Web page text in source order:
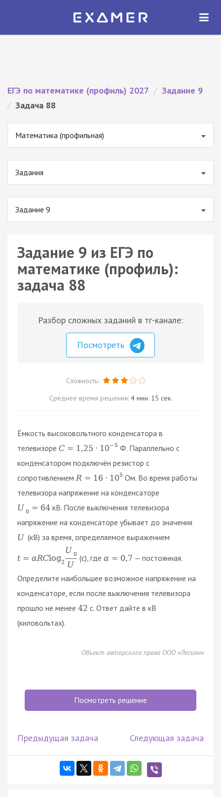
Экзамер — ЕГЭ 2027
ОТКРЫТЬ
ЕГЭ по математике (профиль) 2027 / Задание 9
/ Задача 88
Математика (профильная)
Задания
Задание 9
Задание 9 из ЕГЭ по
математике (профиль):
задача 88
Разбор сложных заданий в тг-канале:
Посмотреть
Сложность:
Среднее время решения: 4 мин. 15 сек.
Ёмкость высоковольтного конденсатора в
телевизоре C = 1 ,25 ⋅ 10− 5 Ф. Параллельно с
конденсатором подключён резистор с
сопротивлением R = 16 ⋅ 105 Ом. Во время работы
телевизора напряжение на конденсаторе
U 0 = 64кВ. После выключения телевизора
напряжение на конденсаторе убывает до значения
U (кВ) за время, определяемое выражением
t = αRClog2
U 0
U
(с), гдеα = 0,7 — постоянная.
Определите наибольшее возможное напряжение на
конденсаторе, если после выключения телевизора
прошло не менее 42 с. Ответ дайте в кВ
(киловольтах).
Объект авторского права ООО «Легион»
Посмотреть решение
Предыдущая задача Следующая задача